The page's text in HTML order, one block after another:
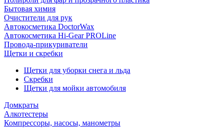
Бытовая химия
Очистители для рук
Автокосметика DoctorWax
Автокосметика Hi-Gear PROLine
Провода-прикуриватели
Щетки и скребки
Щетки для уборки снега и льда
Скребки
Щетки для мойки автомобиля
Домкраты
Алкотестеры
Компрессоры, насосы, манометры